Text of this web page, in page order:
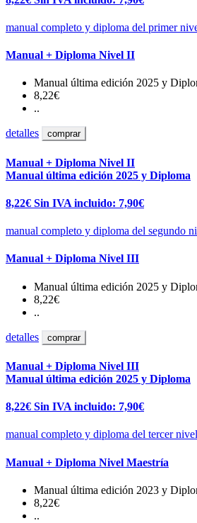
manual completo y diploma del primer
Manual + Diploma Nivel II
Manual última edición 2025 y
8,22€
..
detalles comprar
Manual + Diploma Nivel II
Manual última edición 2025 y Diploma
8,22€ Sin IVA incluido: 7,90€
manual completo y diploma del segundo
Manual + Diploma Nivel III
Manual última edición 2025 y
8,22€
..
detalles comprar
Manual + Diploma Nivel III
Manual última edición 2025 y Diploma
8,22€ Sin IVA incluido: 7,90€
manual completo y diploma del tercer nivel
Manual + Diploma Nivel Maestría
Manual última edición 2023 y
8,22€
..